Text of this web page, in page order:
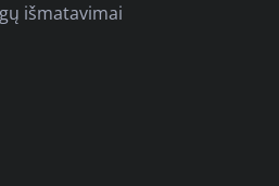
išmatavimai